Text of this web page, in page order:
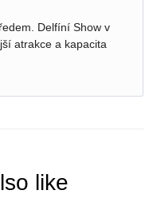
Delfíní Show v
atrakce a kapacita
like